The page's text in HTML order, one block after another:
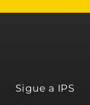
Sigue a IPS